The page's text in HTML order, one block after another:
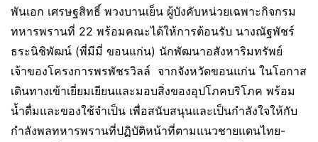
พันเอก เศรษฐสิทธิ์ พวงบานเย็น ผู้บังคับหน่วยเฉพาะกิจกรม
ทหารพรานที่ 22 พร้อมคณะได้ให้การต้อนรับ นางณัฐพัชร์
ธระนิชิพัฒน์ (พี่มีมี่ ขอนแก่น) นักพัฒนาอสังหาริมทรัพย์
เจ้าของโครงการพรพัชรวิลล์ จากจังหวัดขอนแก่น ในโอกาส
เดินทางเข้าเยี่ยมเยียนและมอบสิ่งของอุปโภคบริโภค พร้อม
น้ำดื่มและของใช้จำเป็น เพื่อสนับสนุนและเป็นกำลังใจให้กับ
กำลังพลทหารพรานที่ปฏิบัติหน้าที่ตามแนวชายแดนไทย-